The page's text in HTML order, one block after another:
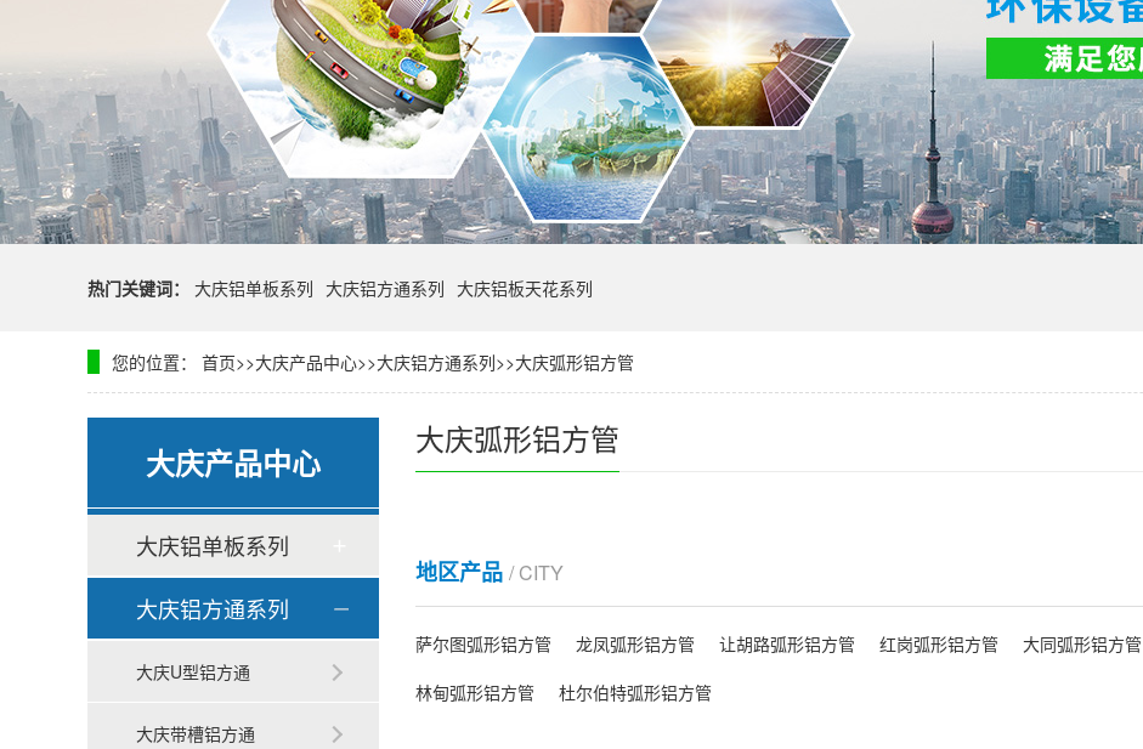
热门关键词： 大庆铝单板系列 大庆铝方通系列 大庆铝板天花系列
您的位置： 首页>>大庆产品中心>>大庆铝方通系列>>大庆弧形铝方管
大庆产品中心
大庆铝单板系列
大庆铝方通系列
大庆U型铝方通
大庆带槽铝方通
大庆弧形铝方管
地区产品 / CITY
萨尔图弧形铝方管 龙凤弧形铝方管 让胡路弧形铝方管 红岗弧形铝方管 大同弧形铝方管
林甸弧形铝方管
杜尔伯特弧形铝方管